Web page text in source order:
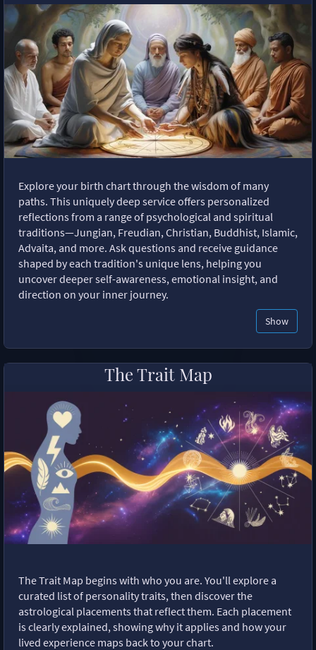
Explore your birth chart through the wisdom of many
paths. This uniquely deep service offers personalized
reflections from a range of psychological and spiritual
traditions—Jungian, Freudian, Christian, Buddhist, Islamic,
Advaita, and more. Ask questions and receive guidance
shaped by each tradition's unique lens, helping you
uncover deeper self-awareness, emotional insight, and
direction on your inner journey.
Show
The Trait Map
The Trait Map begins with who you are. You'll explore a
curated list of personality traits, then discover the
astrological placements that reflect them. Each placement
is clearly explained, showing why it applies and how your
lived experience maps back to your chart.